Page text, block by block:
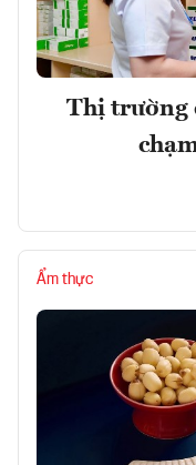
Thị trường
Ẩm thực